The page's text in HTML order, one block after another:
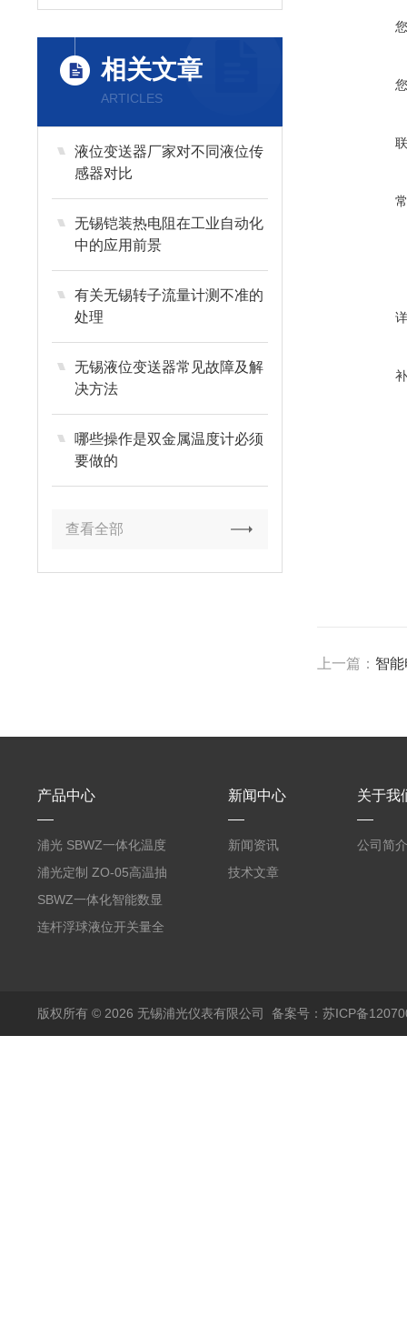
相关文章
ARTICLES
液位变送器厂家对不同液位传
感器对比
无锡铠装热电阻在工业自动化
中的应用前景
有关无锡转子流量计测不准的
处理
无锡液位变送器常见故障及解
决方法
哪些操作是双金属温度计必须
要做的
查看全部
上一篇： 智能
产品中心
浦光 SBWZ一体化温度
变送器传感器 防爆热电
阻PT100 数显远传4-
20mA2
浦光定制 ZO-05高温抽
气式氧化锆分析仪 防爆
耐腐蚀检测仪
SBWZ一体化智能数显
温度变送器传感器防爆
连杆浮球液位开关量全
新闻中心
新闻资讯
技术文章
关于我
公司简介
版权所有 © 2026 无锡浦光仪表有限公司 备案号：苏ICP备